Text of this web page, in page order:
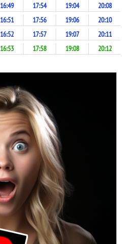
16:49 17:54 19:04 20:08
16:51 17:56 19:06 20:10
16:52 17:57 19:07 20:11
16:53 17:58 19:08 20:12